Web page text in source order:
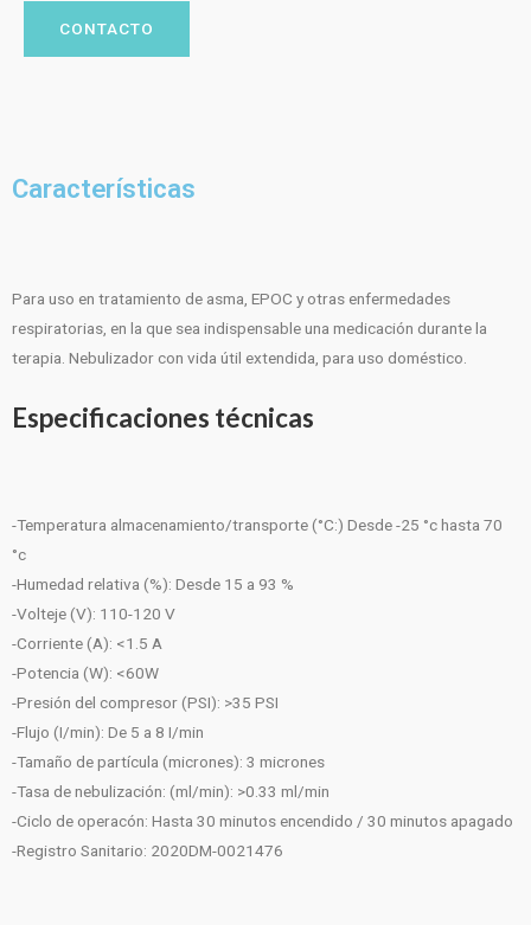
CONTACTO
Características
Para uso en tratamiento de asma, EPOC y otras enfermedades
respiratorias, en la que sea indispensable una medicación durante la
terapia. Nebulizador con vida útil extendida, para uso doméstico.
Especificaciones técnicas
-Temperatura almacenamiento/transporte (°C:) Desde -25 °c hasta 70
°c
-Humedad relativa (%): Desde 15 a 93 %
-Volteje (V): 110-120 V
-Corriente (A): <1.5 A
-Potencia (W): <60W
-Presión del compresor (PSI): >35 PSI
-Flujo (I/min): De 5 a 8 I/min
-Tamaño de partícula (micrones): 3 micrones
-Tasa de nebulización: (ml/min): >0.33 ml/min
-Ciclo de operacón: Hasta 30 minutos encendido / 30 minutos apagado
-Registro Sanitario: 2020DM-0021476